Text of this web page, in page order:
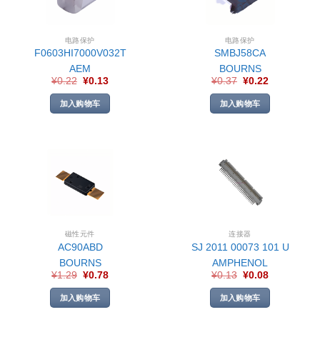
电路保护
F0603HI7000V032T
AEM
¥0.22 ¥0.13
加入购物车
电路保护
SMBJ58CA
BOURNS
¥0.37 ¥0.22
加入购物车
磁性元件
AC90ABD
BOURNS
¥1.29 ¥0.78
加入购物车
连接器
SJ 2011 00073 101 U
AMPHENOL
¥0.13 ¥0.08
加入购物车